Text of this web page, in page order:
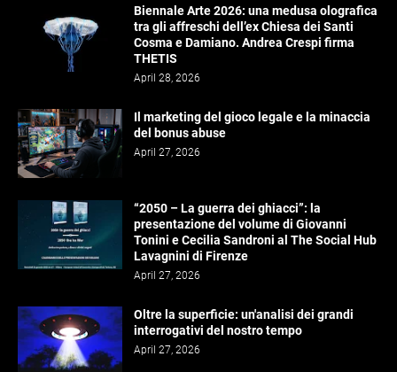
Biennale Arte 2026: una medusa olografica
tra gli affreschi dell’ex Chiesa dei Santi
Cosma e Damiano. Andrea Crespi firma
THETIS
April 28, 2026
Il marketing del gioco legale e la minaccia
del bonus abuse
April 27, 2026
“2050 – La guerra dei ghiacci”: la
presentazione del volume di Giovanni
Tonini e Cecilia Sandroni al The Social Hub
Lavagnini di Firenze
April 27, 2026
Oltre la superficie: un'analisi dei grandi
interrogativi del nostro tempo
April 27, 2026